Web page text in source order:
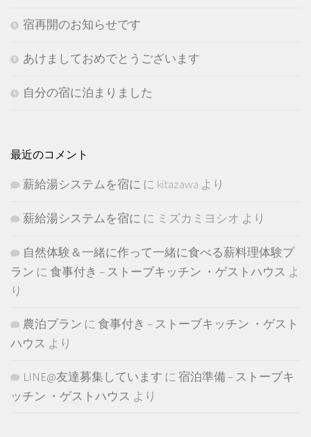
宿再開のお知らせです
あけましておめでとうございます
自分の宿に泊まりました
最近のコメント
薪給湯システムを宿に に kitazawa より
薪給湯システムを宿に に ミズカミヨシオ より
自然体験＆一緒に作って一緒に食べる薪料理体験プ
ラン に 食事付き – ストーブキッチン ・ゲストハウス よ
り
農泊プラン に 食事付き – ストーブキッチン ・ゲスト
ハウス より
LINE@友達募集しています に 宿泊準備 – ストーブキ
ッチン ・ゲストハウス より